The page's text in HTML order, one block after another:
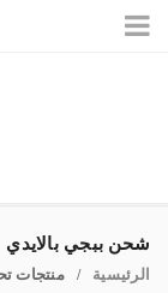
شحن ببجي بالايدي
الرئيسية / منتجات